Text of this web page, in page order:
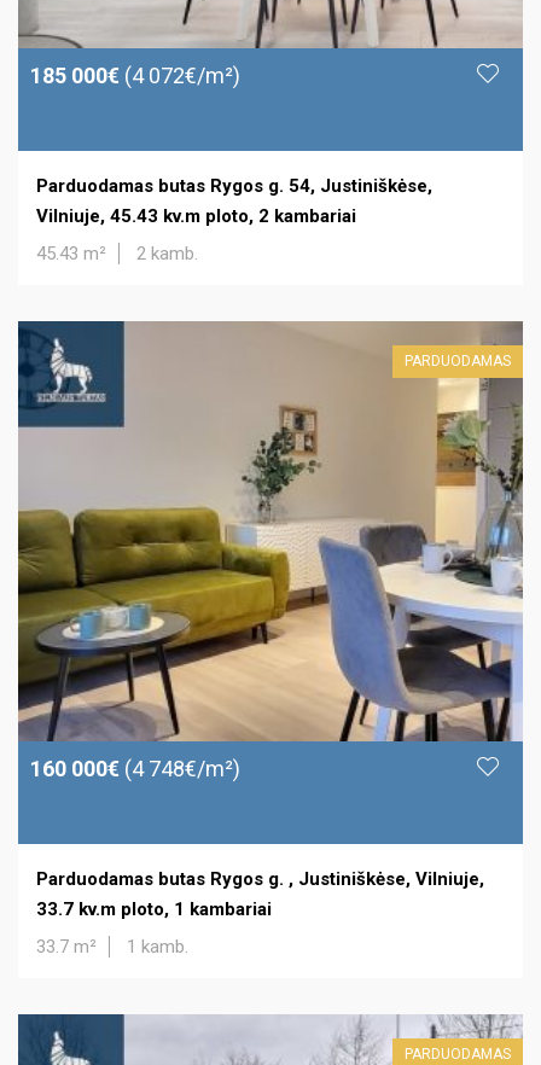
185 000€ (4 072€/m²)
Parduodamas butas Rygos g. 54, Justiniškėse,
Vilniuje, 45.43 kv.m ploto, 2 kambariai
45.43 m²
2 kamb.
PARDUODAMAS
160 000€ (4 748€/m²)
Parduodamas butas Rygos g. , Justiniškėse, Vilniuje,
33.7 kv.m ploto, 1 kambariai
33.7 m²
1 kamb.
PARDUODAMAS